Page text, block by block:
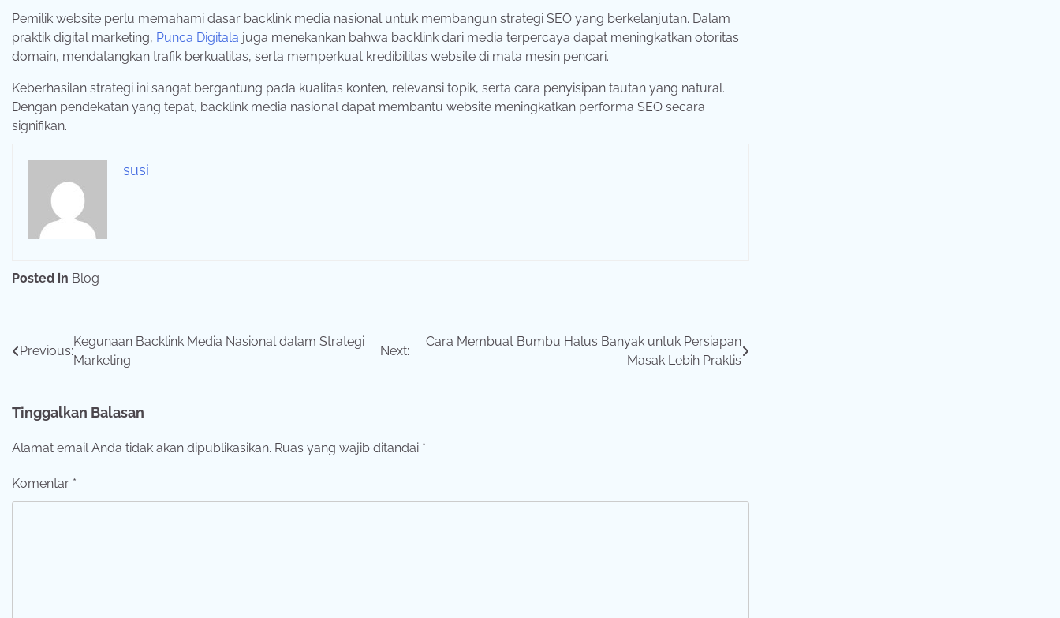
Pemilik website perlu memahami dasar backlink media nasional untuk membangun strategi SEO yang berkelanjutan. Dalam
praktik digital marketing, Punca Digitala juga menekankan bahwa backlink dari media terpercaya dapat meningkatkan otoritas
domain, mendatangkan trafik berkualitas, serta memperkuat kredibilitas website di mata mesin pencari.
Keberhasilan strategi ini sangat bergantung pada kualitas konten, relevansi topik, serta cara penyisipan tautan yang natural.
Dengan pendekatan yang tepat, backlink media nasionaldapat membantu website meningkatkan performa SEO secara
signifikan.
susi
Posted in Blog
Navigasi
Previous:
Kegunaan Backlink Media Nasional dalam Strategi
Marketing
Next:
Cara Membuat Bumbu Halus Banyak untuk Persiapan
Masak Lebih Praktis
Tinggalkan Balasan
Alamat email Anda tidak akan dipublikasikan. Ruas yang wajib ditandai *
Komentar *